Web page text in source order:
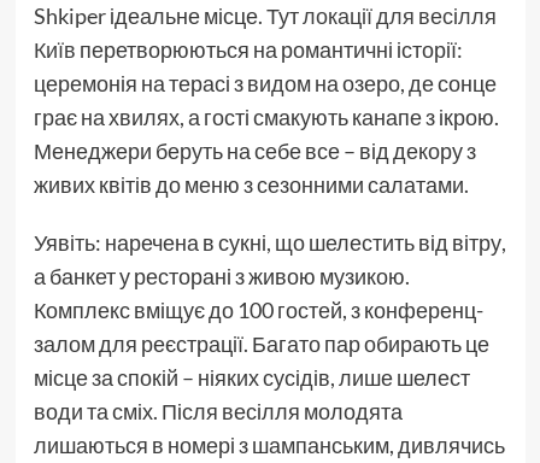
Shkiper ідеальне місце. Тутлокації для весілля
Київ перетворюються на романтичні історії:
церемонія на терасі з видом на озеро, де сонце
грає на хвилях, а гості смакують канапе з ікрою.
Менеджери беруть на себе все – від декору з
живих квітів до меню з сезонними салатами.
Уявіть: наречена в сукні, що шелестить від вітру,
а банкет у ресторані з живою музикою.
Комплекс вміщує до 100 гостей, з конференц-
залом для реєстрації. Багато пар обирають це
місце за спокій – ніяких сусідів, лише шелест
води та сміх. Після весілля молодята
лишаються в номері з шампанським, дивлячись